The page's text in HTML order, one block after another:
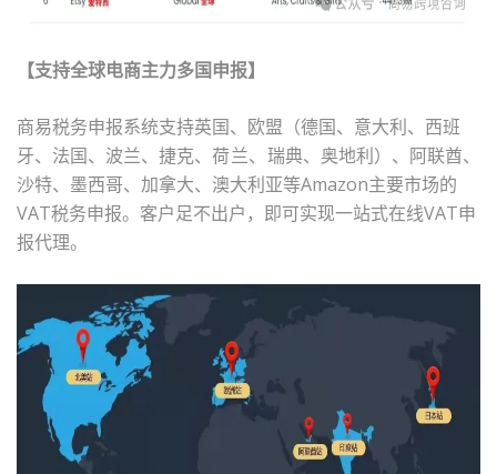
【支持全球电商主力多国申报】
商易税务申报系统支持英国、欧盟（德国、意大利、西班
牙、法国、波兰、捷克、 荷兰、 瑞典、奥地利）、阿联酋、
沙特、墨西哥、加拿大、澳大利亚等Amazon主要市场的
VAT税务申报。客户足不出户，即可实现一站式在线VAT申
报代理。